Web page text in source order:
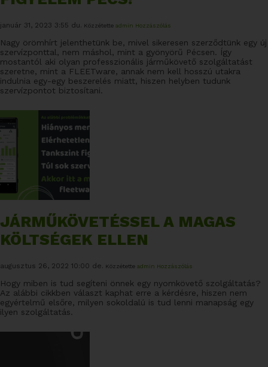
január 31, 2023 3:55 du. Közzétette admin Hozzászólás
Nagy örömhírt jelenthetünk be, mivel sikeresen szerződtünk egy új
szervízponttal, nem máshol, mint a gyönyörű Pécsen. Így
mostantól aki olyan professzionális járműkövető szolgáltatást
szeretne, mint a FLEETware, annak nem kell hosszú utakra
indulnia egy-egy beszerelés miatt, hiszen helyben tudunk
szervízpontot biztosítani.
JÁRMŰKÖVETÉSSEL A MAGAS
KÖLTSÉGEK ELLEN
augusztus 26, 2022 10:00 de. Közzétette admin Hozzászólás
Hogy miben is tud segíteni önnek egy nyomkövető szolgáltatás?
Az alábbi cikkben választ kaphat erre a kérdésre, hiszen nem
egyértelmű elsőre, milyen sokoldalú is tud lenni manapság egy
ilyen szolgáltatás.